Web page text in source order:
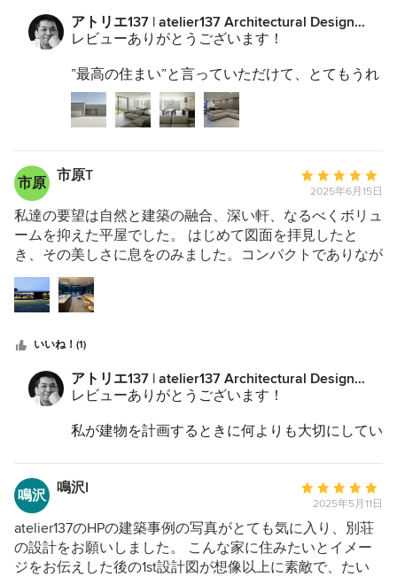
星
い」という、一見相反する要望に対し、鈴木さんは最高の
プランで応えてくださいました。完成した住まいは、外か
らの視線をしっかり遮りながら、2つの庭に囲まれた内部
には光と緑があふれ、驚くほど開放的です。 全体のデザ
インの美しさはもちろん、素材や空間の心地よさ、快適な
住み心地は、暮らし始めてから日々実感しています。 建
築中は、昨今の建築費高騰の影響で減額を余儀なくされま
した。私たちからもいくつか代案を出しましたが、鈴木さ
んは「譲ってよい部分」と「妥協すべきでない素材やポイ
ント」を的確に見極め、その判断が結果的に“最高の住ま
い”につながったと思います。（もし私たちの安直な案が
そのまま採用されていたら…と思うとゾッとします。「家
は3回建てないと理想の家にならない」と言われるのは、
このあたりに理由があるのかもしれません。） セカンド
ハウスの実例も多い鈴木さんですが、私たちのような「初
めての家づくり」こそ、建築家（鈴木さん）との家づくり
アトリエ137 | atelier137 Architectural Design
Officeからのコメント：
レビューありがとうございます！
”最高の住まい”と言っていただけて、とてもうれ
しいです！
「開放的に」「プライバシーを守って」は住宅地
とてもやりがいのあるテーマでした。
一方で、敷地を囲むことは、その広さゆえ建築費
の高騰の影響も強く受けてしまい、思案いただく
ことも多くなり、ご面倒をおかけしました。
中庭を囲むのではなく、「中庭に囲まれる」そん
く、楽しく過ごせる空間ができたと自負していま
す。
これからも「初めての家づくりこそ、この人に」
思っています。
市原 市原T
平
均
評
価：
5
2025年6月15日
私達の要望は自然と建築の融合、深い軒、なるべくボリュ
ームを抑えた平屋でした。 はじめて図面を拝見したと
き、その美しさに息をのみました。コンパクトでありなが
ら、空間の広がりや自然とのつながりが丁寧に織り込ま
れ、暮らしの情景がはっきりと目に浮かんだのを覚えてい
ます。 軒の深い設計は、単なる意匠ではなく、光と風を
れます。 リビングの大開口からつながるテラスは、屋内
外の境界を曖昧にし、自然が日常に静かに入り込む構成。
四季を感じながら過ごせる、贅沢な余白です。 建築全体
は非常にミニマルでシャープ。ディテールに無駄がなく、
素材の使い方にも統一感と品がありました。 それでいて
度感があるのは、設計の妙だと思います。 住まいとして
はコンパクトですが、視線の抜けや、開口部により、実際
の面積以上の広がりを感じさせてくれます。 空間に「余
白」があることで、生活にも自然と余裕が生まれ、心が整
うような感覚があります。 この住まいに込めていただい
た設計の思想と繊細な配慮は、図面で感じたあの感動を、
いいね！(1)
アトリエ137 | atelier137 Architectural Design
Officeからのコメント：
レビューありがとうございます！
私が建物を計画するときに何よりも大切にしてい
て、本当にうれしいです！
「ディテールに無駄がなく」「どこか柔らかさや
人の気配を感じさせる温度感がある」
全体のプランはもちろんですが、細部にわたって
とても大切にしています。
鳴沢 鳴沢I
平
均
評
価：
5
2025年5月11日
atelier137のHPの建築事例の写真がとても気に入り、別荘
の設計をお願いしました。 こんな家に住みたいとイメー
ジをお伝えした後の1st設計図が想像以上に素敵で、たい